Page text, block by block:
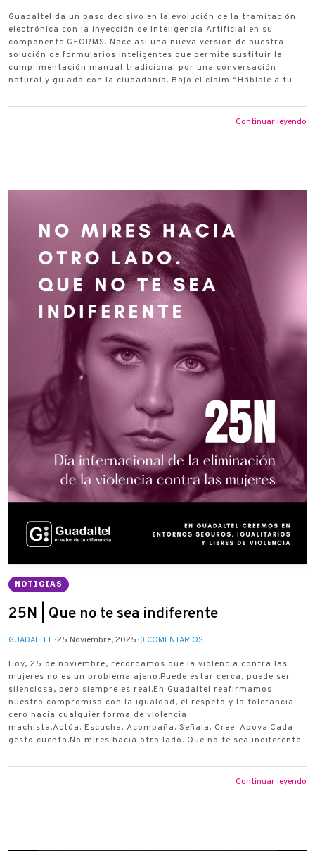
Guadaltel da un paso decisivo en la evolución de la tramitación
electrónica con la inyección de Inteligencia Artificial en su
componente G·FORMS. Nace así una nueva versión de nuestra
solución de formularios inteligentes que permite sustituir la
cumplimentación manual tradicional por una conversación
natural y guiada con la ciudadanía. Bajo el claim “Háblale a tu…
Continuar leyendo
NOTICIAS
25N | Que no te sea indiferente
GUADALTEL 25 Noviembre, 2025 0 COMENTARIOS
Hoy, 25 de noviembre, recordamos que la violencia contra las
mujeres no es un problema ajeno.Puede estar cerca, puede ser
silenciosa, pero siempre es real.En Guadaltel reafirmamos
nuestro compromiso con la igualdad, el respeto y la tolerancia
cero hacia cualquier forma de violencia
machista.Actúa. Escucha. Acompaña. Señala. Cree. Apoya.Cada
gesto cuenta.No mires hacia otro lado. Que no te sea indiferente.
Continuar leyendo